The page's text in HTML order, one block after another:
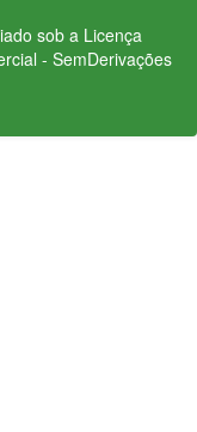
sob a Licença
- SemDerivações